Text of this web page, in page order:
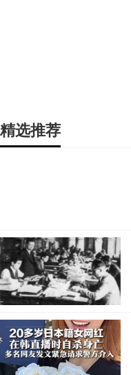
精选推荐